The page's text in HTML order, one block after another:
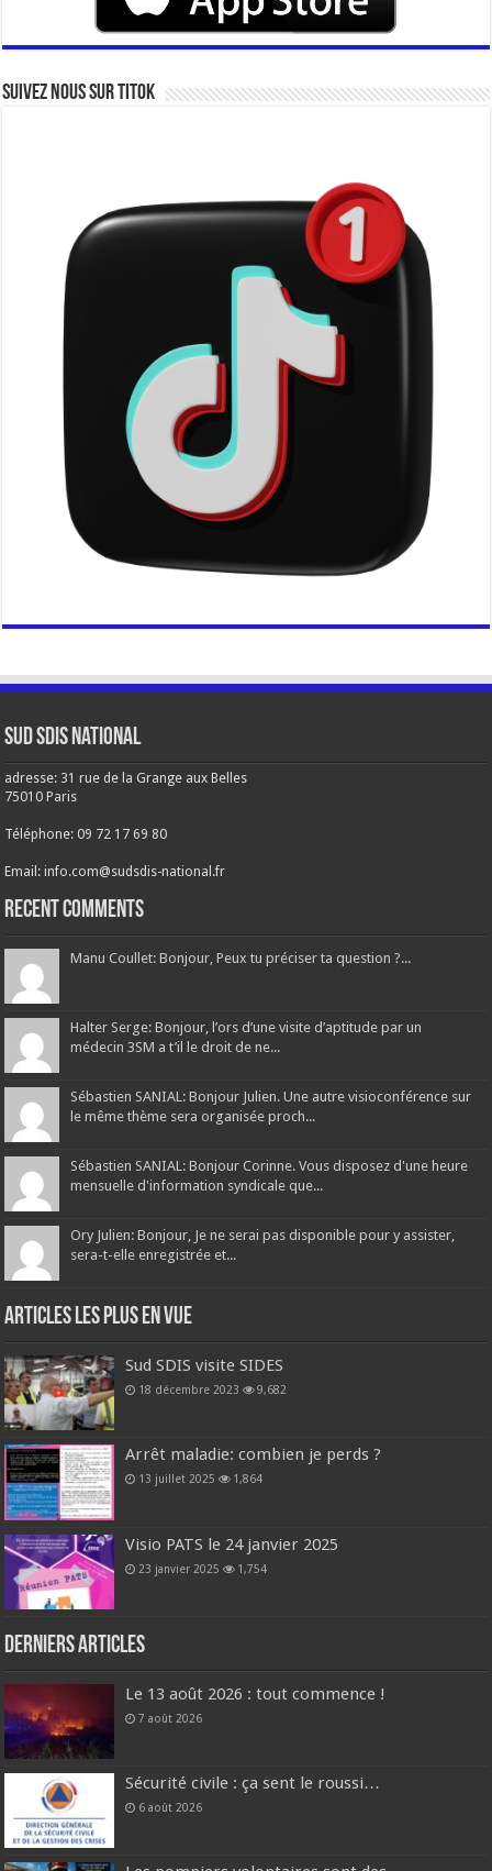
Suivez nous sur Titok
Sud SDIS national
adresse: 31 rue de la Grange aux Belles
75010 Paris
Téléphone: 09 72 17 69 80
Email: info.com@sudsdis-national.fr
Recent Comments
Manu Coullet: Bonjour, Peux tu préciser ta question ?...
Halter Serge: Bonjour, l’ors d’une visite d’aptitude par un
médecin 3SM a t’il le droit de ne...
Sébastien SANIAL: Bonjour Julien. Une autre visioconférence sur
le même thème sera organisée proch...
Sébastien SANIAL: Bonjour Corinne. Vous disposez d'une heure
mensuelle d'information syndicale que...
Ory Julien: Bonjour, Je ne serai pas disponible pour y assister,
sera-t-elle enregistrée et...
Articles les plus en vue
Sud SDIS visite SIDES
18 décembre 2023 9,682
Arrêt maladie: combien je perds ?
13 juillet 2025 1,864
Visio PATS le 24 janvier 2025
23 janvier 2025 1,754
Derniers articles
Le 13 août 2026 : tout commence !
7 août 2026
Sécurité civile : ça sent le roussi…
6 août 2026